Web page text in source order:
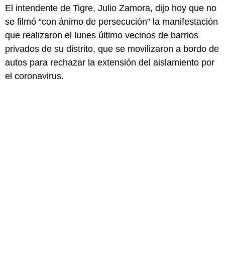
El intendente de Tigre, Julio Zamora, dijo hoy que no
se filmó “con ánimo de persecución” la manifestación
que realizaron el lunes último vecinos de barrios
privados de su distrito, que se movilizaron a bordo de
autos para rechazar la extensión del aislamiento por
el coronavirus.